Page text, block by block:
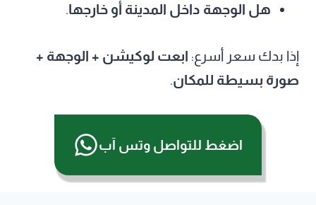
هل الوجهة داخل المدينة أو خارجها.
إذا بدك سعر أسرع: ابعت لوكيشن + الوجهة +
صورة بسيطة للمكان.
اضغط للتواصل وتس آب